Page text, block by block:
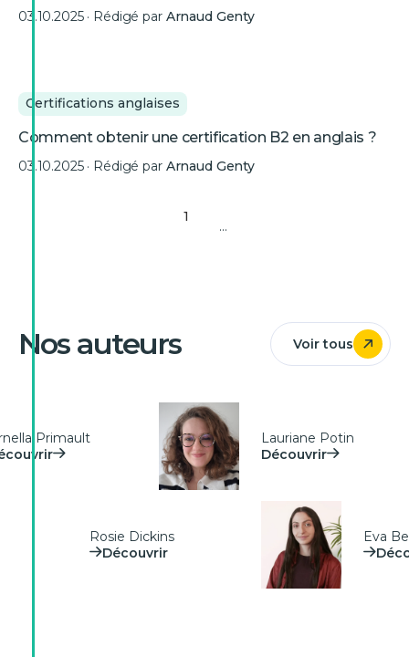
03.10.2025· Rédigé par Arnaud Genty
Certifications anglaises
Comment obtenir une certification B2 en anglais ?
03.10.2025· Rédigé par Arnaud Genty
1
...
Nos auteurs Voir tous
Primault
Lauriane Potin
Découvrir
Eva
Rosie Dickins
Découvrir